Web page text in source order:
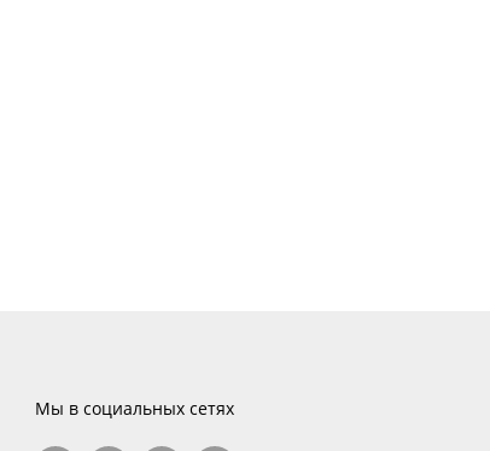
Мы в социальных сетях